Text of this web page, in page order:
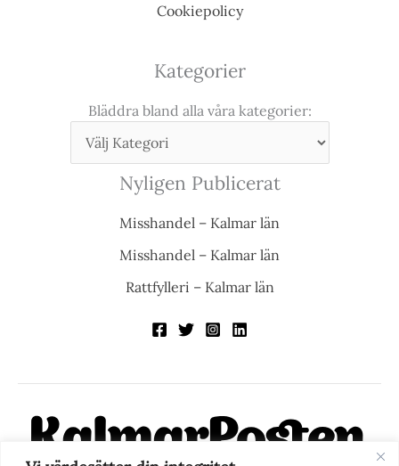
Cookiepolicy
Kategorier
Bläddra bland alla våra kategorier:
Nyligen Publicerat
Misshandel – Kalmar län
Misshandel – Kalmar län
Rattfylleri – Kalmar län